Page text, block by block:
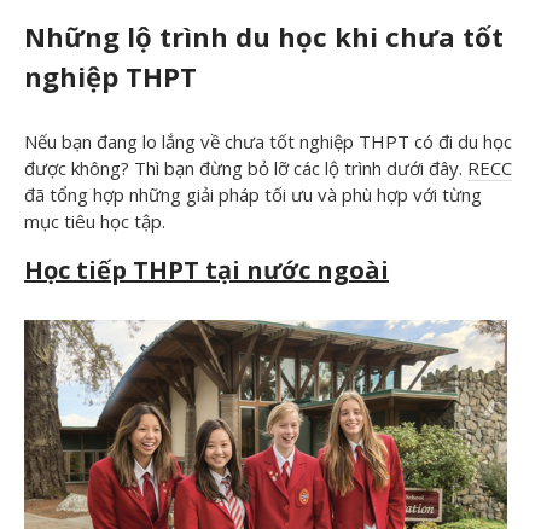
Những lộ trình du học khi chưa tốt
nghiệp THPT
Nếu bạn đang lo lắng về chưa tốt nghiệp THPT có đi du học
được không? Thì bạn đừng bỏ lỡ các lộ trình dưới đây. RECC
đã tổng hợp những giải pháp tối ưu và phù hợp với từng
mục tiêu học tập.
Học tiếp THPT tại nước ngoài